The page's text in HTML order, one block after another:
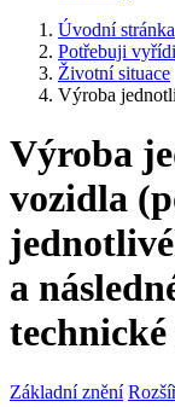
Úvodní stránka
Potřebuji
Životní situace
Výroba
Výroba
vozidla
a
Základní znění